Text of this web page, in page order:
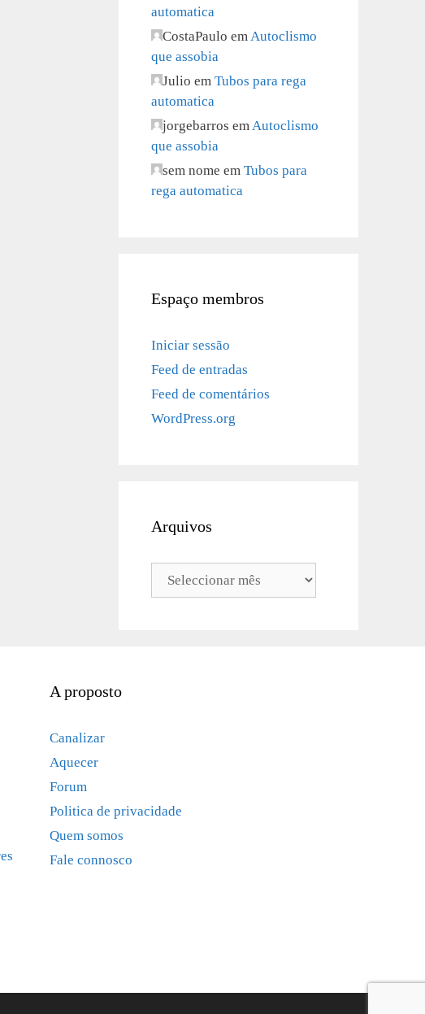
automatica
CostaPaulo emAutoclismo
que assobia
Julio em Tubos para rega
automatica
jorgebarros emAutoclismo
que assobia
sem nome em Tubos para
rega automatica
Espaço membros
Iniciar sessão
Feed de entradas
Feed de comentários
WordPress.org
Arquivos
Arquivos
A proposto
Canalizar
Aquecer
Forum
Politica de privacidade
Quem somos
Fale connosco